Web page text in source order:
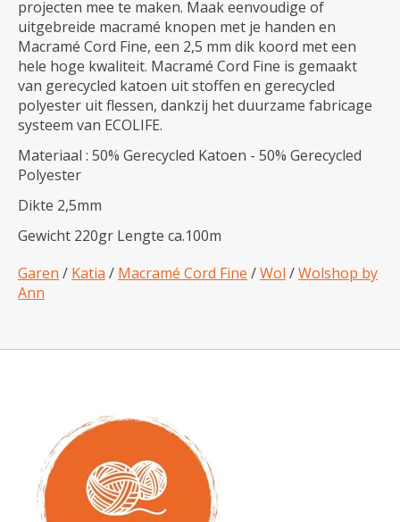
projecten mee te maken. Maak eenvoudige of
uitgebreide macramé knopen met je handen en
Macramé Cord Fine, een 2,5 mm dik koord met een
hele hoge kwaliteit. Macramé Cord Fine is gemaakt
van gerecycled katoen uit stoffen en gerecycled
polyester uit flessen, dankzij het duurzame fabricage
systeem van ECOLIFE.
Materiaal : 50% Gerecycled Katoen - 50% Gerecycled
Polyester
Dikte 2,5mm
Gewicht 220gr Lengte ca.100m
Garen / Katia / Macramé Cord Fine /Wol /Wolshop by
Ann